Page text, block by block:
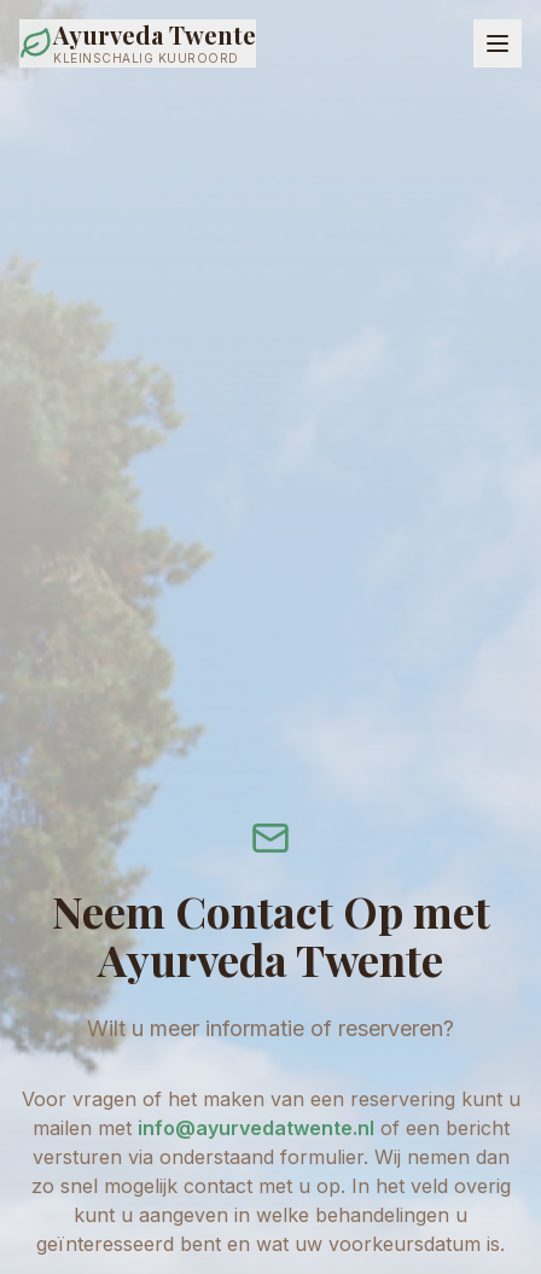
Ayurveda Twente
KLEINSCHALIG KUUROORD
Neem Contact Op met
Ayurveda Twente
Wilt u meer informatie of reserveren?
Voor vragen of het maken van een reservering kunt u
mailen met info@ayurvedatwente.nl of een bericht
versturen via onderstaand formulier. Wij nemen dan
zo snel mogelijk contact met u op. In het veld overig
kunt u aangeven in welke behandelingen u
geïnteresseerd bent en wat uw voorkeursdatum is.